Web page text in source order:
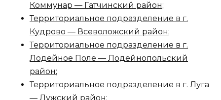
Коммунар — Гатчинский район;
Территориальное подразделение в г.
Кудрово — Всеволожский район;
Территориальное подразделение в г.
Лодейное Поле — Лодейнопольский
район;
Территориальное подразделение в г. Луга
— Лужский район;